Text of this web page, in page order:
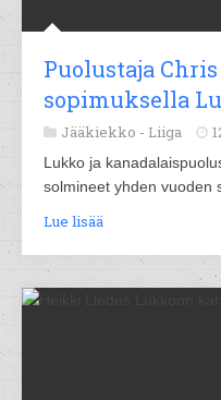
Puolustaja
sopimuksella
Jääkiekko - Liiga
Lukko ja
solmineet yhden vuoden
Lue lisää